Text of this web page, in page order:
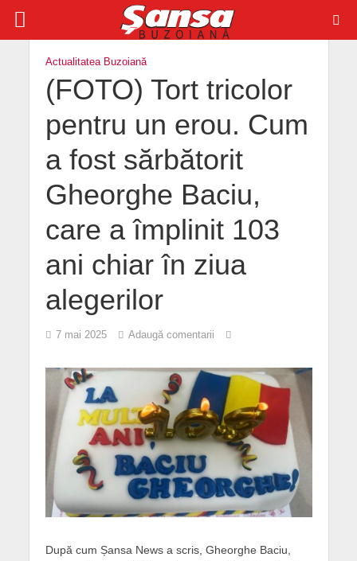
Actualitatea Buzoiană
(FOTO) Tort tricolor
pentru un erou. Cum
a fost sărbătorit
Gheorghe Baciu,
care a împlinit 103
ani chiar în ziua
alegerilor
7 mai 2025 Adaugă comentarii
După cum Șansa News a scris, Gheorghe Baciu,